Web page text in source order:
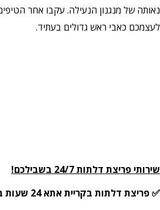
נאותה של מנגנון הנעילה. עקבו אחר
לעצמכם כאבי ראש גדולים בעתיד.
שירותי פריצת דלתות 24/7 בשבילכם!
✅ פריצת דלתות בקריית אתא 24 שעות ביממה